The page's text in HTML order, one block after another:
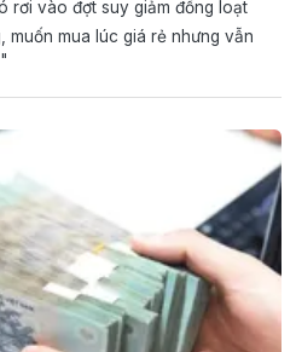
rơi vào đợt suy giảm đồng loạt
muốn mua lúc giá rẻ nhưng vẫn